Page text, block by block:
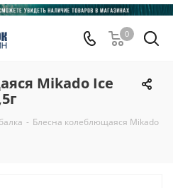
0
Mikado Ice
- Блесна колеблющаяся Mikado